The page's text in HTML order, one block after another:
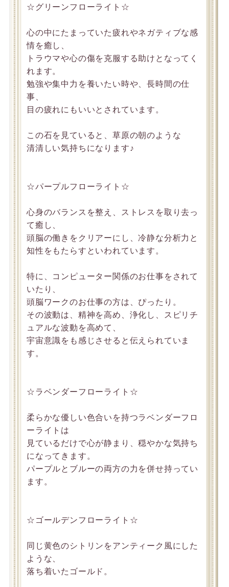
☆グリーンフローライト☆
心の中にたまっていた疲れやネガティブな感
情を癒し、
トラウマや心の傷を克服する助けとなってく
れます。
勉強や集中力を養いたい時や、長時間の仕
事、
目の疲れにもいいとされています。
この石を見ていると、草原の朝のような
清清しい気持ちになります♪
☆パープルフローライト☆
心身のバランスを整え、ストレスを取り去っ
て癒し、
頭脳の働きをクリアーにし、冷静な分析力と
知性をもたらすといわれています。
特に、コンピューター関係のお仕事をされて
いたり、
頭脳ワークのお仕事の方は、ぴったり。
その波動は、精神を高め、浄化し、スピリチ
ュアルな波動を高めて、
宇宙意識をも感じさせると伝えられていま
す。
☆ラベンダーフローライト☆
柔らかな優しい色合いを持つラベンダーフロ
ーライトは
見ているだけで心が静まり、穏やかな気持ち
になってきます。
パープルとブルーの両方の力を併せ持ってい
ます。
☆ゴールデンフローライト☆
同じ黄色のシトリンをアンティーク風にした
ような、
落ち着いたゴールド。